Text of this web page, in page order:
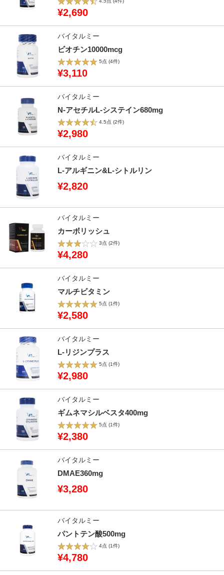
¥2,690
バイタルミー
ビオチン10000mcg
5点 (4件)
¥3,110
バイタルミー
N-アセチルL-システイン680mg
4.5点 (2件)
¥2,980
バイタルミー
L-アルギニン&L-シトルリン
¥2,820
バイタルミー
カーボリッシュ
3点 (2件)
¥4,280
バイタルミー
マルチビタミン
5点 (1件)
¥2,580
バイタルミー
L-リジンプラス
5点 (1件)
¥2,980
バイタルミー
ギムネマシルベスタ400mg
5点 (1件)
¥2,380
バイタルミー
DMAE360mg
¥3,280
バイタルミー
パントテン酸500mg
4点 (1件)
¥4,780